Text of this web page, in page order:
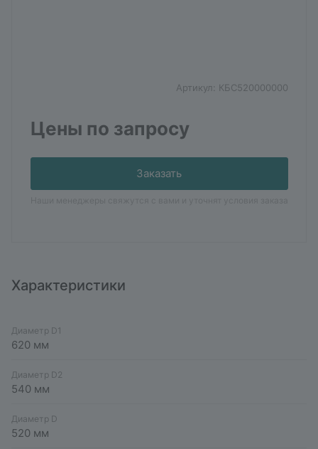
Артикул: КБС520000000
Цены по запросу
Заказать
Характеристики
Диаметр D1
620 мм
Диаметр D2
540 мм
Диаметр D
520 мм